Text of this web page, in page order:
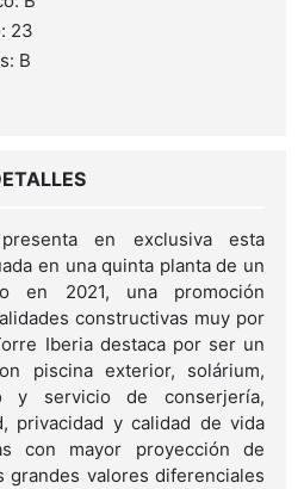
23
B
en exclusiva esta
en una quinta planta de un
en 2021, una promoción
constructivas muy por
Iberia destaca por ser un
piscina exterior, solárium,
y servicio de conserjería,
privacidad y calidad de vida
con mayor proyección de
valores diferenciales